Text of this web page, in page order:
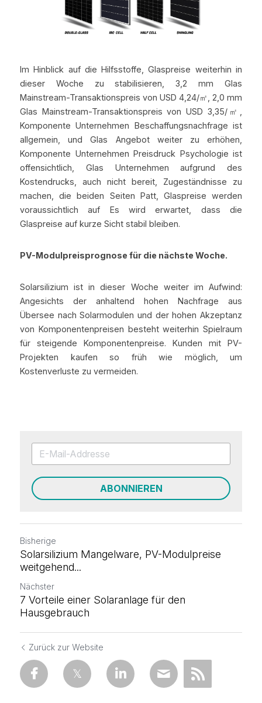
Im Hinblick auf die Hilfsstoffe, Glaspreise weiterhin in
dieser Woche zu stabilisieren, 3,2 mm Glas
Mainstream-Transaktionspreis von USD 4,24/㎡, 2,0 mm
Glas Mainstream-Transaktionspreis von USD 3,35/㎡,
Komponente Unternehmen Beschaffungsnachfrage ist
allgemein, und Glas Angebot weiter zu erhöhen,
Komponente Unternehmen Preisdruck Psychologie ist
offensichtlich, Glas Unternehmen aufgrund des
Kostendrucks, auch nicht bereit, Zugeständnisse zu
machen, die beiden Seiten Patt, Glaspreise werden
voraussichtlich auf Es wird erwartet, dass die
Glaspreise auf kurze Sicht stabil bleiben.
PV-Modulpreisprognose für die nächste Woche.
Solarsilizium ist in dieser Woche weiter im Aufwind:
Angesichts der anhaltend hohen Nachfrage aus
Übersee nach Solarmodulen und der hohen Akzeptanz
von Komponentenpreisen besteht weiterhin Spielraum
für steigende Komponentenpreise. Kunden mit PV-
Projekten kaufen so früh wie möglich, um
Kostenverluste zu vermeiden.
ABONNIEREN
Bisherige
Solarsilizium Mangelware, PV-Modulpreise
weitgehend...
Nächster
7 Vorteile einer Solaranlage für den
Hausgebrauch
Zurück zur Website